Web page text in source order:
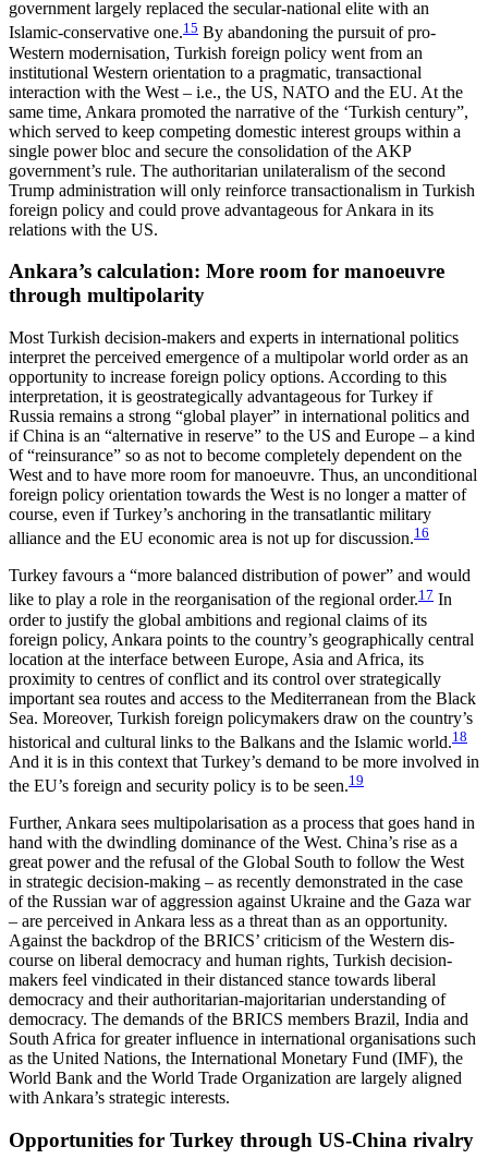
government largely replaced the secular-national elite with an
Islamic-conservative one.15 By abandoning the pursuit of pro-
Western modernisation, Turkish foreign policy went from an
institutional Western orientation to a pragmatic, transactional
interaction with the West – i.e., the US, NATO and the EU. At the
same time, Ankara promoted the narrative of the ‘Turkish century”,
which served to keep competing domestic interest groups within a
single power bloc and secure the consolidation of the AKP
government’s rule. The authoritarian unilateralism of the second
Trump ad­ministration will only reinforce transactionalism in Turkish
foreign policy and could prove advantageous for Ankara in its
relations with the US.
Ankara’s calculation: More room for manoeuvre
through multipolarity
Most Turkish decision-makers and experts in inter­national politics
interpret the perceived emergence of a multipolar world order as an
opportunity to increase foreign policy options. According to this
interpretation, it is geostrategically advantageous for Turkey if
Russia remains a strong “global player” in inter­national politics and
if China is an “alternative in reserve” to the US and Europe – a kind
of “reinsurance” so as not to become completely dependent on the
West and to have more room for manoeuvre. Thus, an unconditional
foreign policy orientation towards the West is no longer a matter of
course, even if Turkey’s anchoring in the transatlantic mili­tary
alliance and the EU economic area is not up for discussion.16
Turkey favours a “more balanced distribution of power” and would
like to play a role in the reorganisation of the regional order.17 In
order to justify the global ambitions and regional claims of its
foreign policy, Ankara points to the country’s geographically central
location at the interface between Europe, Asia and Africa, its
proximity to centres of conflict and its control over strategically
important sea routes and access to the Mediterranean from the Black
Sea. More­over, Turkish foreign policymakers draw on the coun­try’s
historical and cultural links to the Balkans and the Islamic world.18
And it is in this context that Turkey’s demand to be more involved in
the EU’s for­eign and security policy is to be seen.19
Further, Ankara sees multipolarisation as a process that goes hand in
hand with the dwindling dominance of the West. China’s rise as a
great power and the refusal of the Global South to follow the West
in strategic decision-making – as recently demonstrated in the case
of the Russian war of aggression against Ukraine and the Gaza war
– are perceived in Ankara less as a threat than as an opportunity.
Against the backdrop of the BRICS’ criticism of the Western dis­
course on liberal democracy and human rights, Turkish decision-
makers feel vindicated in their dis­tanced stance towards liberal
democracy and their authoritarian-majoritarian understanding of
democ­racy. The demands of the BRICS members Brazil, India and
South Africa for greater influence in inter­national organisations such
as the United Nations, the International Monetary Fund (IMF), the
World Bank and the World Trade Organization are largely aligned
with Ankara’s strategic interests.
Opportunities for Turkey through US‑China rivalry